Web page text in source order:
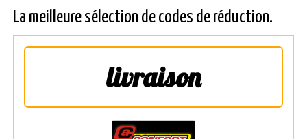
La meilleure sélection de codes de réduction.
livraison